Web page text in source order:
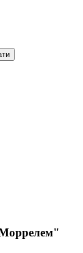
Моррелем"